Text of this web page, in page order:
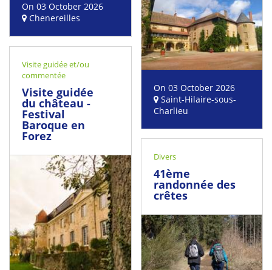
On 03 October 2026
Chenereilles
On 03 October 2026
Saint-Hilaire-sous-
Charlieu
Visite guidée et/ou
commentée
Visite guidée
du château -
Festival
Baroque en
Forez
Divers
41ème
randonnée des
crêtes